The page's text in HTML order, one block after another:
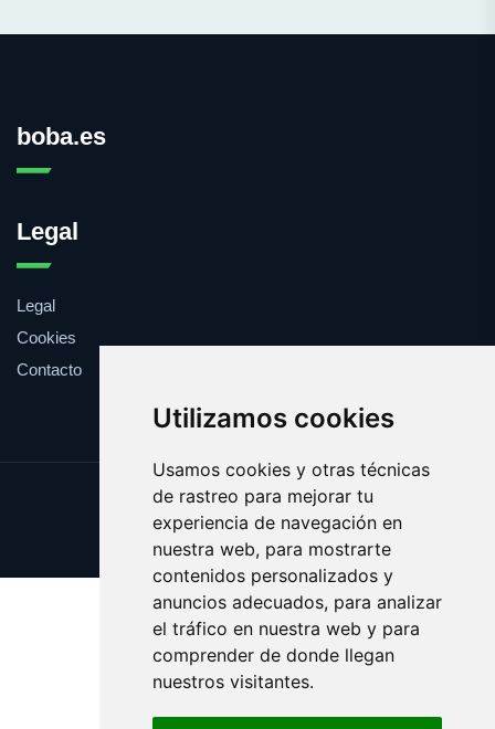
Utilizamos cookies
Usamos cookies y otras técnicas
de rastreo para mejorar tu
experiencia de navegación en
nuestra web, para mostrarte
contenidos personalizados y
anuncios adecuados, para analizar
el tráfico en nuestra web y para
comprender de donde llegan
nuestros visitantes.
boba.es
Legal
Legal
Cookies
Contacto
Update cookies preferences
Copyright © 2025 boba.es